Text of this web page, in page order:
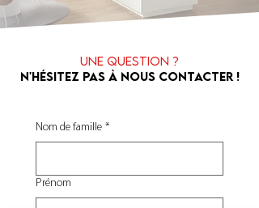
Une question ?
N'hésitez pas à nous contacter !
Nom de famille *
Prénom